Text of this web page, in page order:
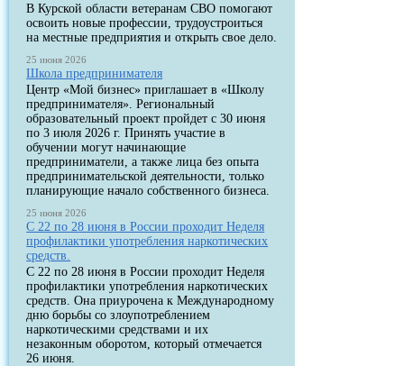
В Курской области ветеранам СВО помогают
освоить новые профессии, трудоустроиться
на местные предприятия и открыть свое дело.
25 июня 2026
Школа предпринимателя
Центр «Мой бизнес» приглашает в «Школу
предпринимателя». Региональный
образовательный проект пройдет с 30 июня
по 3 июля 2026 г. Принять участие в
обучении могут начинающие
предприниматели, а также лица без опыта
предпринимательской деятельности, только
планирующие начало собственного бизнеса.
25 июня 2026
С 22 по 28 июня в России проходит Неделя
профилактики употребления наркотических
средств.
С 22 по 28 июня в России проходит Неделя
профилактики употребления наркотических
средств. Она приурочена к Международному
дню борьбы со злоупотреблением
наркотическими средствами и их
незаконным оборотом, который отмечается
26 июня.